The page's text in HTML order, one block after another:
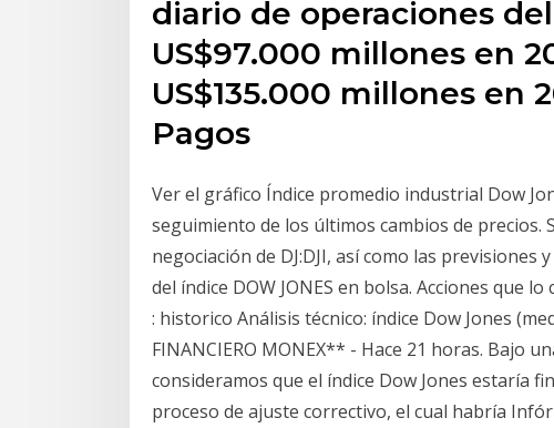
diario de operaciones
US$97.000 millones en
US$135.000 millones en
Pagos
Ver el gráfico Índice promedio industrial Dow
seguimiento de los últimos cambios de precios.
negociación de DJ:DJI, así como las previsiones
del índice DOW JONES en bolsa. Acciones que
: historico Análisis técnico: índice Dow Jones
FINANCIERO MONEX** - Hace 21 horas. Bajo
consideramos que el índice Dow Jones estaría
proceso de ajuste correctivo, el cual habría